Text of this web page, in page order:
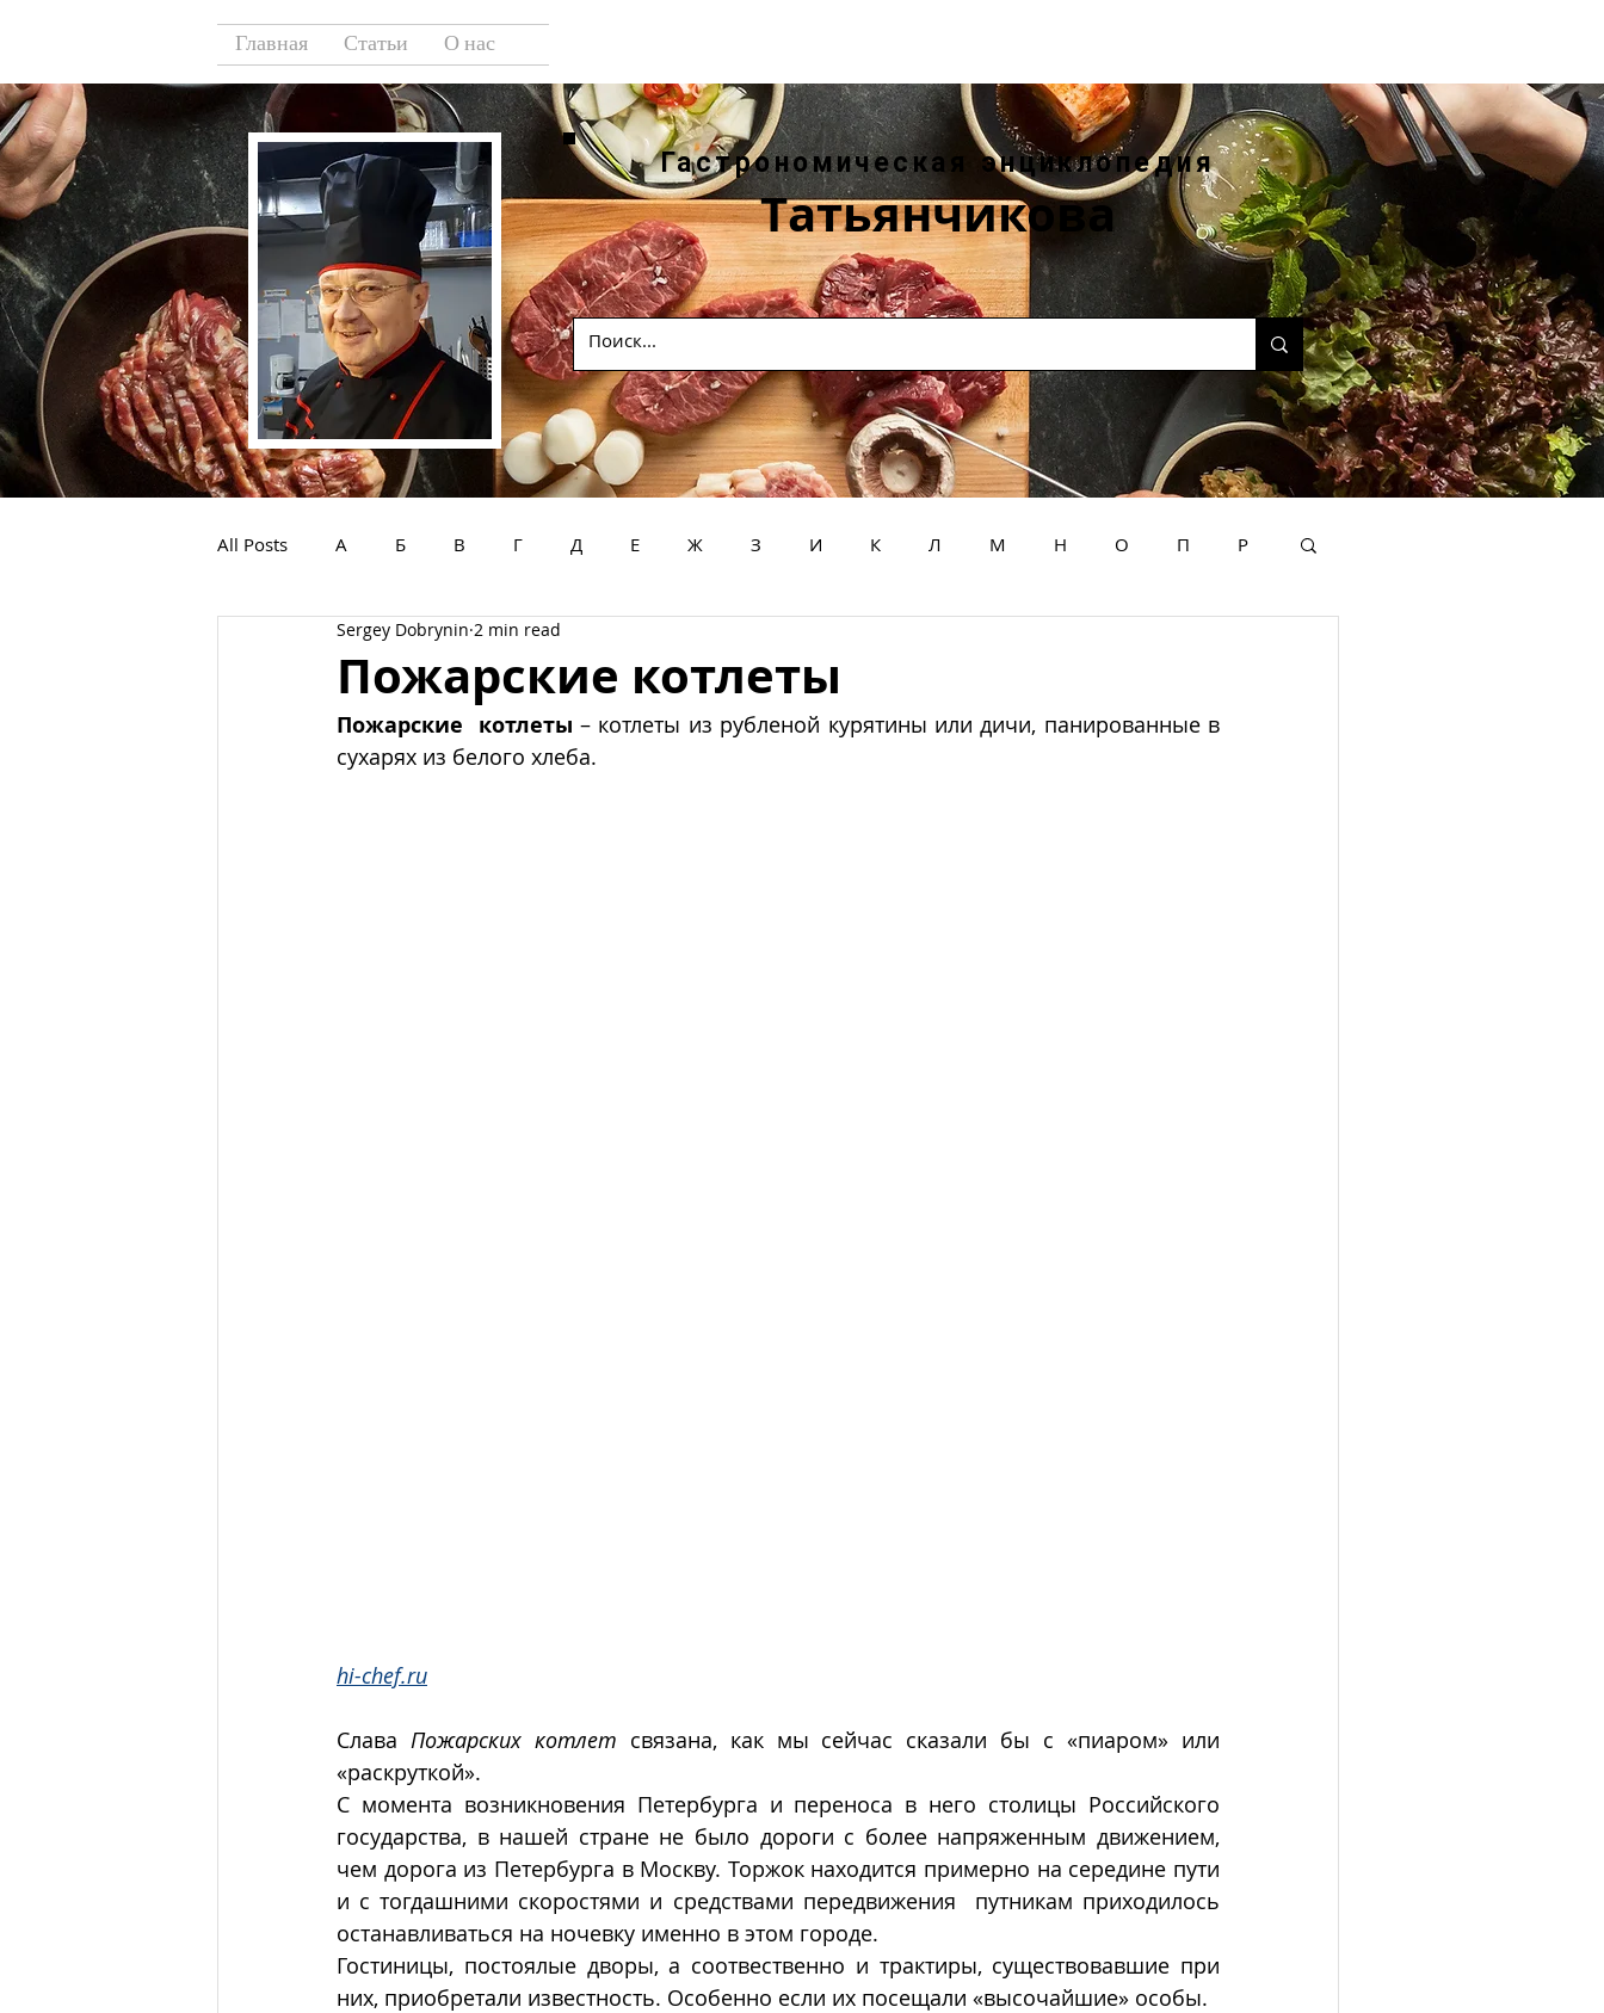
Главная Статьи О нас
Гастрономическая энциклопедия
Татьянчикова
All Posts А Б В Г Д Е Ж З И К Л М Н О П Р
У Ф Х
Пожарские котлеты
Sergey Dobrynin 2 min read
Пожарские  котлеты – котлеты из рубленой курятины или дичи, панированные в
сухарях из белого хлеба.
hi-chef.ru
Слава Пожарских котлет связана, как мы сейчас сказали бы с «пиаром» или
«раскруткой».
С момента возникновения Петербурга и переноса в него столицы Российского
государства, в нашей стране не было дороги с более напряженным движением,
чем дорога из Петербурга в Москву. Торжок находится примерно на середине пути
и с тогдашними скоростями и средствами передвижения  путникам приходилось
останавливаться на ночевку именно в этом городе.
Гостиницы, постоялые дворы, а соотвественно и трактиры, существовавшие при
них, приобретали известность. Особенно если их посещали «высочайшие» особы.